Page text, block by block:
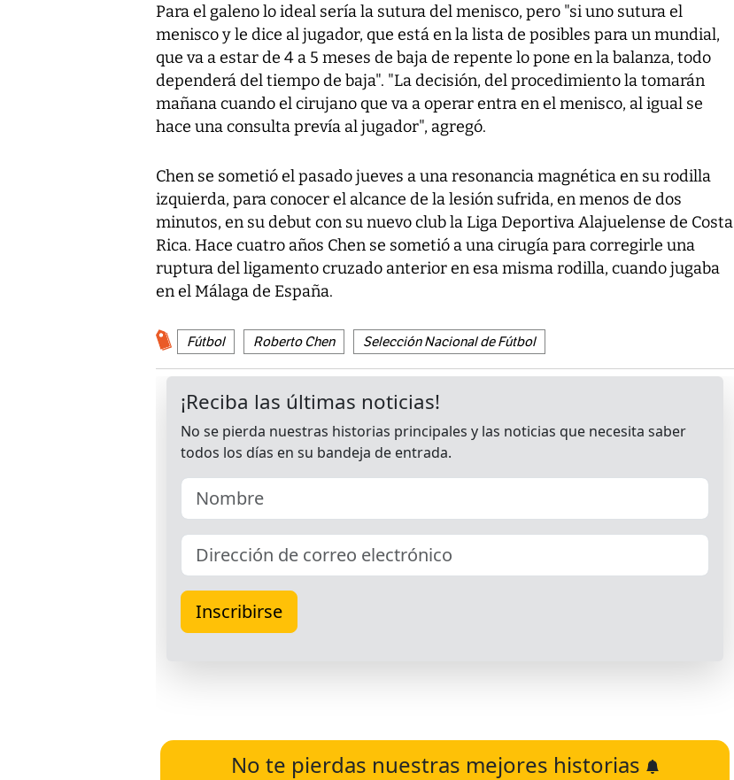
Para el galeno lo ideal sería la sutura del menisco, pero "si uno sutura el
menisco y le dice al jugador, que está en la lista de posibles para un mundial,
que va a estar de 4 a 5 meses de baja de repente lo pone en la balanza, todo
dependerá del tiempo de baja". "La decisión, del procedimiento la tomarán
mañana cuando el cirujano que va a operar entra en el menisco, al igual se
hace una consulta prevía al jugador", agregó.
Chen se sometió el pasado jueves a una resonancia magnética en su rodilla
izquierda, para conocer el alcance de la lesión sufrida, en menos de dos
minutos, en su debut con su nuevo club la Liga Deportiva Alajuelense de Costa
Rica. Hace cuatro años Chen se sometió a una cirugía para corregirle una
ruptura del ligamento cruzado anterior en esa misma rodilla, cuando jugaba
en el Málaga de España.
Fútbol Roberto Chen Selección Nacional de Fútbol
No te pierdas nuestras mejores historias